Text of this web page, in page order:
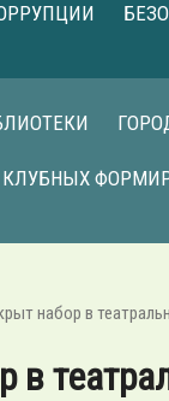
набор в
в